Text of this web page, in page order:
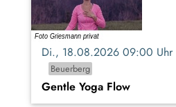
Di., 18.08.2026 09:00 Uhr
Beuerberg
Gentle Yoga Flow